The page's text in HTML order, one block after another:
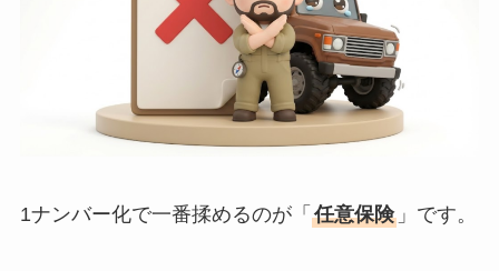
1ナンバー化で一番揉めるのが「 任意保険」です。